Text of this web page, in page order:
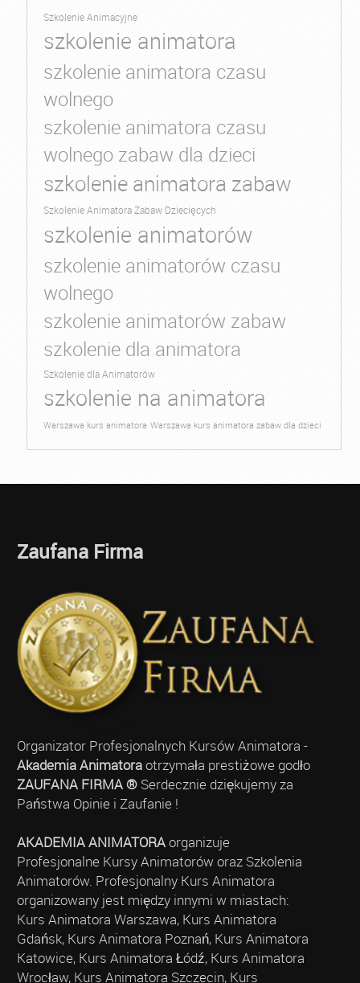
Szkolenie Animacyjne
szkolenie animatora
szkolenie animatora czasu
wolnego
szkolenie animatora czasu
wolnego zabaw dla dzieci
szkolenie animatora zabaw
Szkolenie Animatora Zabaw Dziecięcych
szkolenie animatorów
szkolenie animatorów czasu
wolnego
szkolenie animatorów zabaw
szkolenie dla animatora
Szkolenie dla Animatorów
szkolenie na animatora
Warszawa kurs animatora Warszawa kurs animatora zabaw dla dzieci
Zaufana Firma
Organizator Profesjonalnych Kursów Animatora -
Akademia Animatoraotrzymała prestiżowe godło
ZAUFANA FIRMA ®Serdecznie dziękujemy za
Państwa Opinie i Zaufanie !
AKADEMIA ANIMATORAorganizuje
Profesjonalne Kursy Animatorów oraz Szkolenia
Animatorów. Profesjonalny Kurs Animatora
organizowany jest między innymi w miastach:
Kurs Animatora Warszawa, Kurs Animatora
Gdańsk, Kurs Animatora Poznań, Kurs Animatora
Katowice, Kurs Animatora Łódź, Kurs Animatora
Wrocław, Kurs Animatora Szczecin, Kurs